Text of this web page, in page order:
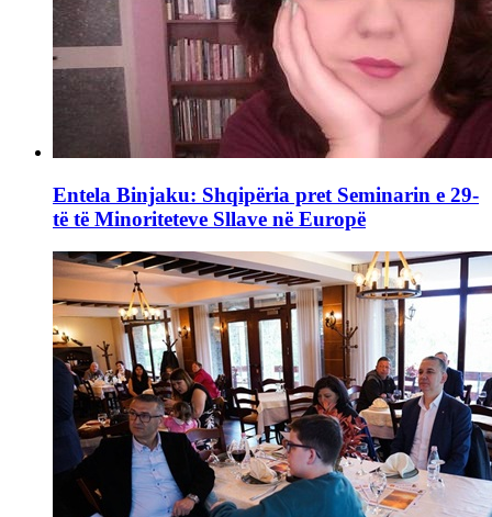
Entela Binjaku: Shqipëria pret Seminarin e 29-
të të Minoriteteve Sllave në Europë